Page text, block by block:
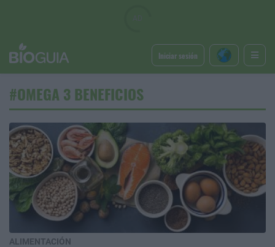
Iniciar sesión
#OMEGA 3 BENEFICIOS
ALIMENTACIÓN